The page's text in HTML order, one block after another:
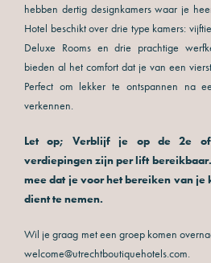
hebben dertig designkamers waar je
Hotel beschikt over drie type kamers:
Deluxe Rooms en drie prachtige
bieden al het comfort dat je van een
Perfect om lekker te ontspannen na
verkennen.
Let op; Verblijf je op de 2e of
verdiepingen zijn per lift
mee dat je voor het bereiken van je
dient te nemen.
Wil je graag met een groep komen
welcome@utrechtboutiquehotels.com.